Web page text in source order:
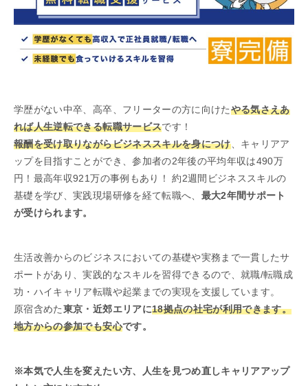
学歴がない中卒、高卒、フリーターの方に向けたやる気さえあ
れば人生逆転できる転職サービスです！
報酬を受け取りながらビジネススキルを身につけ、キャリアア
ップを目指すことができ、参加者の2年後の平均年収は490万
円！最高年収921万の事例もあり！ 約2週間ビジネススキルの
基礎を学び、実践現場研修を経て転職へ、 最大2年間サポート
が受けられます。
生活改善からのビジネスにおいての基礎や実務まで一貫したサ
ポートがあり、実践的なスキルを習得できるので、就職/転職成
功・ハイキャリア転職や起業までの実現を支援しています。
原宿含めた東京・近郊エリアに18拠点の社宅が利用できます。
地方からの参加でも安心です。
※本気で人生を変えたい方、人生を見つめ直しキャリアアップ